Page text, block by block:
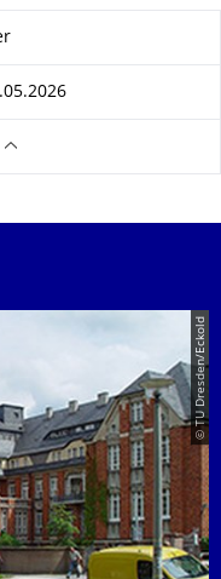
© TU Dresden/Eckold